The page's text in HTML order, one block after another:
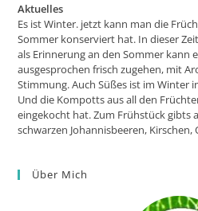
Aktuelles
Es ist Winter. jetzt kann man die
Sommer konserviert hat. In dieser
als Erinnerung an den Sommer kann
ausgesprochen frisch zugehen, mit
Stimmung. Auch Süßes ist im Winter
Und die Kompotts aus all den
eingekocht hat. Zum Frühstück gibts
schwarzen Johannisbeeren,
Über Mich